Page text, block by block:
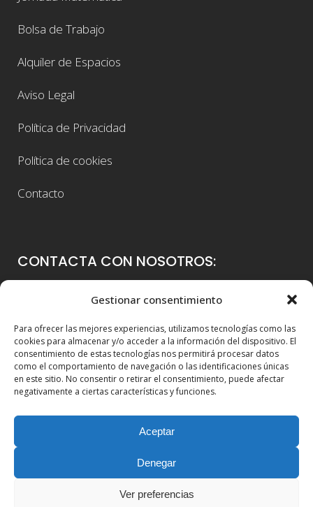
Gestionar consentimiento
Para ofrecer las mejores experiencias, utilizamos tecnologías como las
cookies para almacenar y/o acceder a la información del dispositivo. El
consentimiento de estas tecnologías nos permitirá procesar datos
como el comportamiento de navegación o las identificaciones únicas
en este sitio. No consentir o retirar el consentimiento, puede afectar
negativamente a ciertas características y funciones.
Aceptar
Denegar
Ver preferencias
Bolsa de Trabajo
Alquiler de Espacios
Aviso Legal
Política de Privacidad
Política de cookies
Contacto
CONTACTA CON NOSOTROS:
Colegio Guadalaviar
46021 Valencia
96 339 36 00
info@colegioguadalaviar.es